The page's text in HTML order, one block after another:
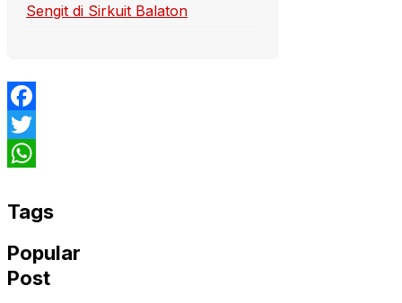
Sengit di Sirkuit Balaton
Facebook
Twitter
Tags
Popular
Post